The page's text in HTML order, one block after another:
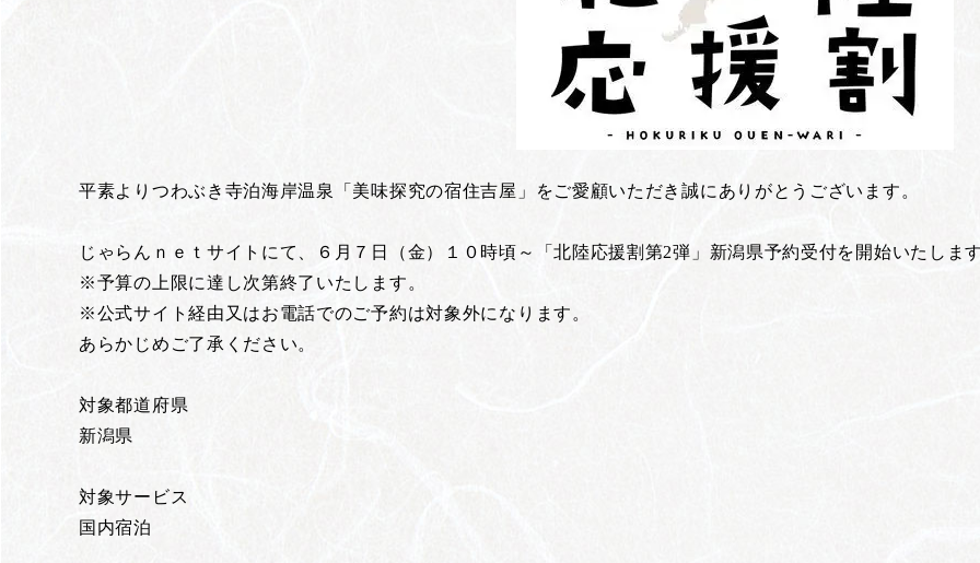
平素よりつわぶき寺泊海岸温泉「美味探究の宿住吉屋」をご愛顧いただき誠にありがとうございます。
じゃらんｎｅｔサイトにて、６月７日（金）１０時頃～「北陸応援割第2弾」新潟県予約受付を開始いたしま
※予算の上限に達し次第終了いたします。
※公式サイト経由又はお電話でのご予約は対象外になります。
あらかじめご了承ください。
対象都道府県
新潟県
対象サービス
国内宿泊